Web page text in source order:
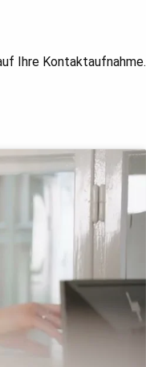
Ihre Kontaktaufnahme.